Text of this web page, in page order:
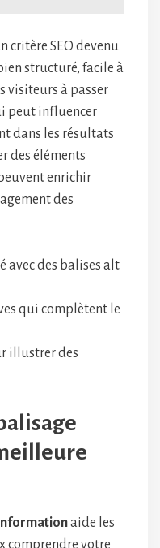
critère SEO devenu
structuré, facile à
visiteurs à passer
peut influencer
dans les résultats
des éléments
enrichir
des
avec des balises alt
qui complètent le
illustrer des
aide les
comprendre votre